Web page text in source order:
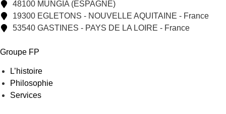
48100 MUNGIA (ESPAGNE)
19300 EGLETONS - NOUVELLE AQUITAINE - France
53540 GASTINES - PAYS DE LA LOIRE - France
Groupe FP
L’histoire
Philosophie
Services